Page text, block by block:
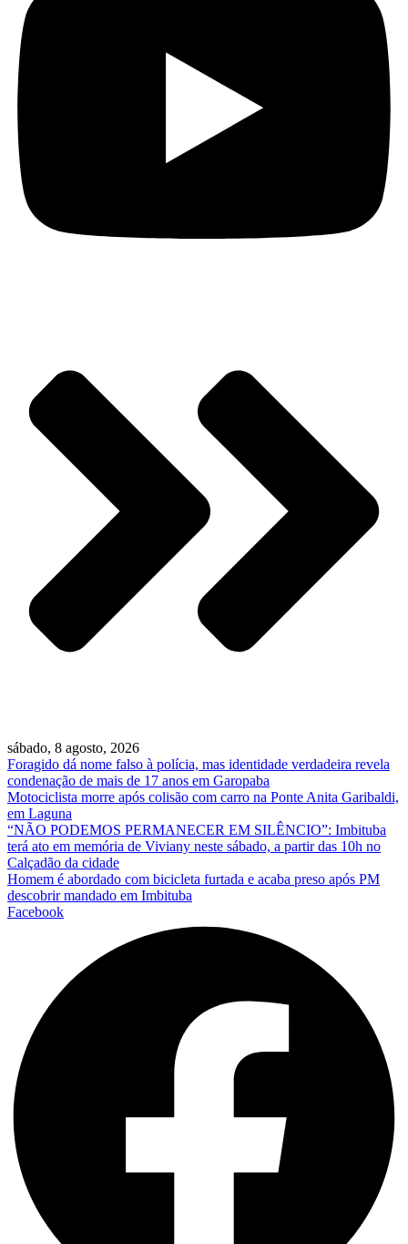
sábado, 8 agosto, 2026
Foragido dá nome falso à polícia, mas identidade verdadeira revela
condenação de mais de 17 anos em Garopaba
Motociclista morre após colisão com carro na Ponte Anita Garibaldi,
em Laguna
“NÃO PODEMOS PERMANECER EM SILÊNCIO”: Imbituba
terá ato em memória de Viviany neste sábado, a partir das 10h no
Calçadão da cidade
Homem é abordado com bicicleta furtada e acaba preso após PM
descobrir mandado em Imbituba
Facebook